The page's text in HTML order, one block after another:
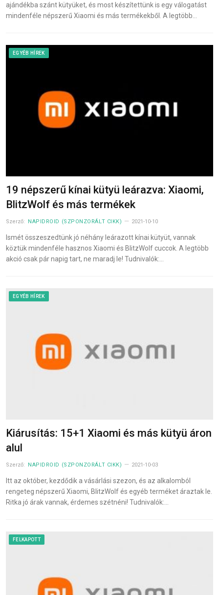
ajándékba szánt kütyüket, és most készítettünk is egy válogatást
mindenféle népszerű Xiaomi és más termékekből. A legtöbb…
EGYÉB HÍREK
19 népszerű kínai kütyü leárazva: Xiaomi,
BlitzWolf és más termékek
Szerző: NAPIDROID (SZPONZORÁLT CIKK) 2021-10-10
Ismét összeszedtünk jó néhány leárazott kínai kütyüt, vannak
köztük mindenféle hasznos Xiaomi és BlitzWolf cuccok. A legtöbb
akció csak pár napig tart, ne maradj le! Tudnivalók:…
EGYÉB HÍREK
Kiárusítás: 15+1 Xiaomi és más kütyü áron
alul
Szerző: NAPIDROID (SZPONZORÁLT CIKK) 2021-10-03
Itt az október, kezdődik a vásárlási szezon, és az alkalomból
rengeteg népszerű Xiaomi, BlitzWolf és egyéb terméket áraztak le.
Ritka jó árak vannak, érdemes szétnéni! Tudnivalók:…
FELKAPOTT